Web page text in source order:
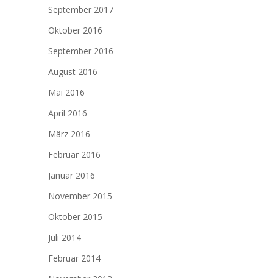
September 2017
Oktober 2016
September 2016
August 2016
Mai 2016
April 2016
März 2016
Februar 2016
Januar 2016
November 2015
Oktober 2015
Juli 2014
Februar 2014